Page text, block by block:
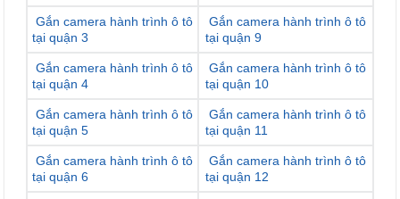
Gắn camera hành trình ô tô
tại quận 3
Gắn camera hành trình ô tô
tại quận 9
Gắn camera hành trình ô tô
tại quận 4
Gắn camera hành trình ô tô
tại quận 10
Gắn camera hành trình ô tô
tại quận 5
Gắn camera hành trình ô tô
tại quận 11
Gắn camera hành trình ô tô
tại quận 6
Gắn camera hành trình ô tô
tại quận 12